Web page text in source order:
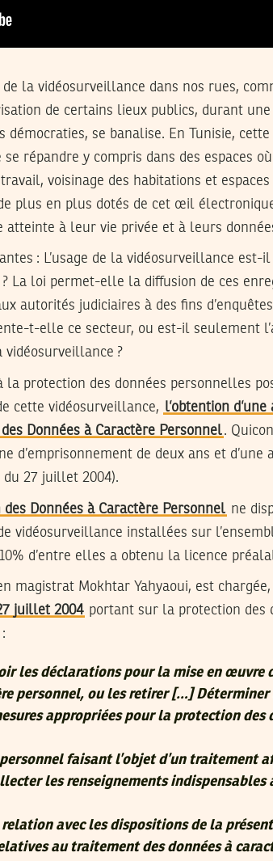
la vidéosurveillance dans nos rues,
de certains lieux publics, durant
se banalise. En Tunisie,
répandre y compris dans des espaces
voisinage des habitations et espaces
plus en plus dotés de cet œil
atteinte à leur vie privée et à leurs
: L’usage de la vidéosurveillance
La loi permet-elle la diffusion de ces
autorités judiciaires à des fins
t-elle ce secteur, ou est-il seulement
vidéosurveillance ?
la protection des données personnelles
cette vidéosurveillance, l’obtention
Données à Caractère Personnel.
d’emprisonnement de deux ans et d’une
27 juillet 2004).
Données à Caractère Personnel ne
vidéosurveillance installées sur
d’entre elles a obtenu la licence
magistrat Mokhtar Yahyaoui, est chargée,
juillet 2004 portant sur la protection des
les déclarations pour la mise en œuvre
personnel, ou les retirer […] Déterminer
appropriées pour la protection des
faisant l’objet d’un traitement
les renseignements indispensables
avec les dispositions de la
au traitement des données à